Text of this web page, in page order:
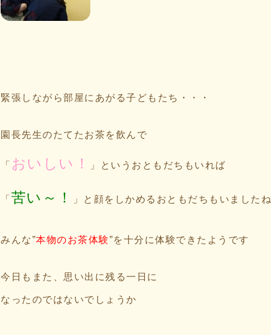
緊張しながら部屋にあがる子どもたち・・・
園長先生のたてたお茶を飲んで
「 おいしい！ 」というおともだちもいれば
「 苦い～！ 」と顔をしかめるおともだちもいましたね
みんな”本物のお茶体験”を十分に体験できたようです
今日もまた、思い出に残る一日に
なったのではないでしょうか